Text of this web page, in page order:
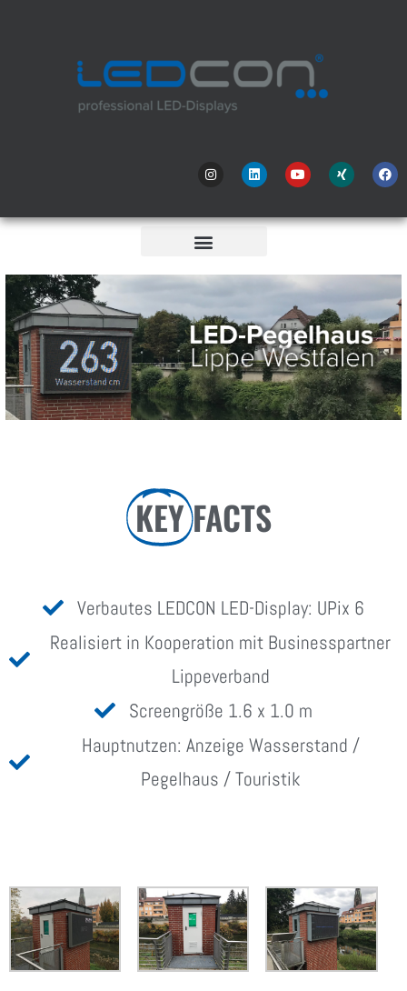
KEYFACTS
Verbautes LEDCON LED-Display: UPix 6
Realisiert in Kooperation mit Businesspartner
Lippeverband
Screengröße 1.6 x 1.0 m
Hauptnutzen: Anzeige Wasserstand /
Pegelhaus / Touristik